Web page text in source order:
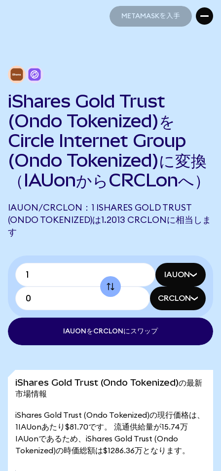
METAMASKを入手
iShares Gold Trust
(Ondo Tokenized)を
Circle Internet Group
(Ondo Tokenized)に変換
（IAUonからCRCLonへ）
IAUON/CRCLON：1 ISHARES GOLD TRUST
(ONDO TOKENIZED)は1.2013 CRCLONに相当しま
す
IAUON
CRCLON
IAUONをCRCLONにスワップ
iShares Gold Trust (Ondo Tokenized)の最新
市場情報
iShares Gold Trust (Ondo Tokenized)の現行価格は、
1IAUonあたり$81.70です。 流通供給量が15.74万
IAUonであるため、iShares Gold Trust (Ondo
Tokenized)の時価総額は$1286.36万となります。